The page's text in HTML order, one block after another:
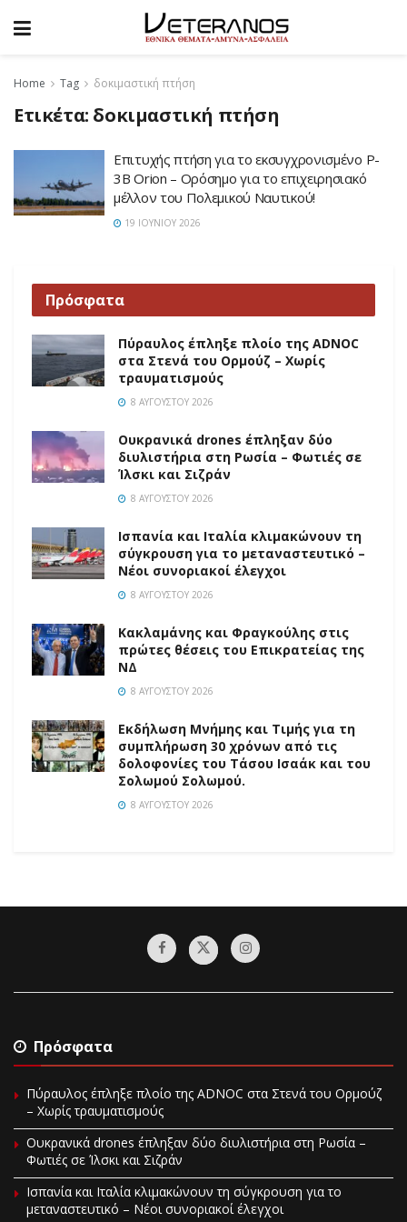
Home Tag δοκιμαστική πτήση
Ετικέτα: δοκιμαστική πτήση
Επιτυχής πτήση για το εκσυγχρονισμένο P-
3B Orion – Ορόσημο για το επιχειρησιακό
μέλλον του Πολεμικού Ναυτικού!
19 ΙΟΥΝΊΟΥ 2026
Πρόσφατα
Πύραυλος έπληξε πλοίο της ADNOC
στα Στενά του Ορμούζ – Χωρίς
τραυματισμούς
8 ΑΥΓΟΎΣΤΟΥ 2026
Ουκρανικά drones έπληξαν δύο
διυλιστήρια στη Ρωσία – Φωτιές σε
Ίλσκι και Σιζράν
8 ΑΥΓΟΎΣΤΟΥ 2026
Ισπανία και Ιταλία κλιμακώνουν τη
σύγκρουση για το μεταναστευτικό –
Νέοι συνοριακοί έλεγχοι
8 ΑΥΓΟΎΣΤΟΥ 2026
Κακλαμάνης και Φραγκούλης στις
πρώτες θέσεις του Επικρατείας της
ΝΔ
8 ΑΥΓΟΎΣΤΟΥ 2026
Εκδήλωση Μνήμης και Τιμής για τη
συμπλήρωση 30 χρόνων από τις
δολοφονίες του Τάσου Ισαάκ και του
Σολωμού Σολωμού.
8 ΑΥΓΟΎΣΤΟΥ 2026
Πρόσφατα
Πύραυλος έπληξε πλοίο της ADNOC στα Στενά του Ορμούζ
– Χωρίς τραυματισμούς
Ουκρανικά drones έπληξαν δύο διυλιστήρια στη Ρωσία –
Φωτιές σε Ίλσκι και Σιζράν
Ισπανία και Ιταλία κλιμακώνουν τη σύγκρουση για το
μεταναστευτικό – Νέοι συνοριακοί έλεγχοι